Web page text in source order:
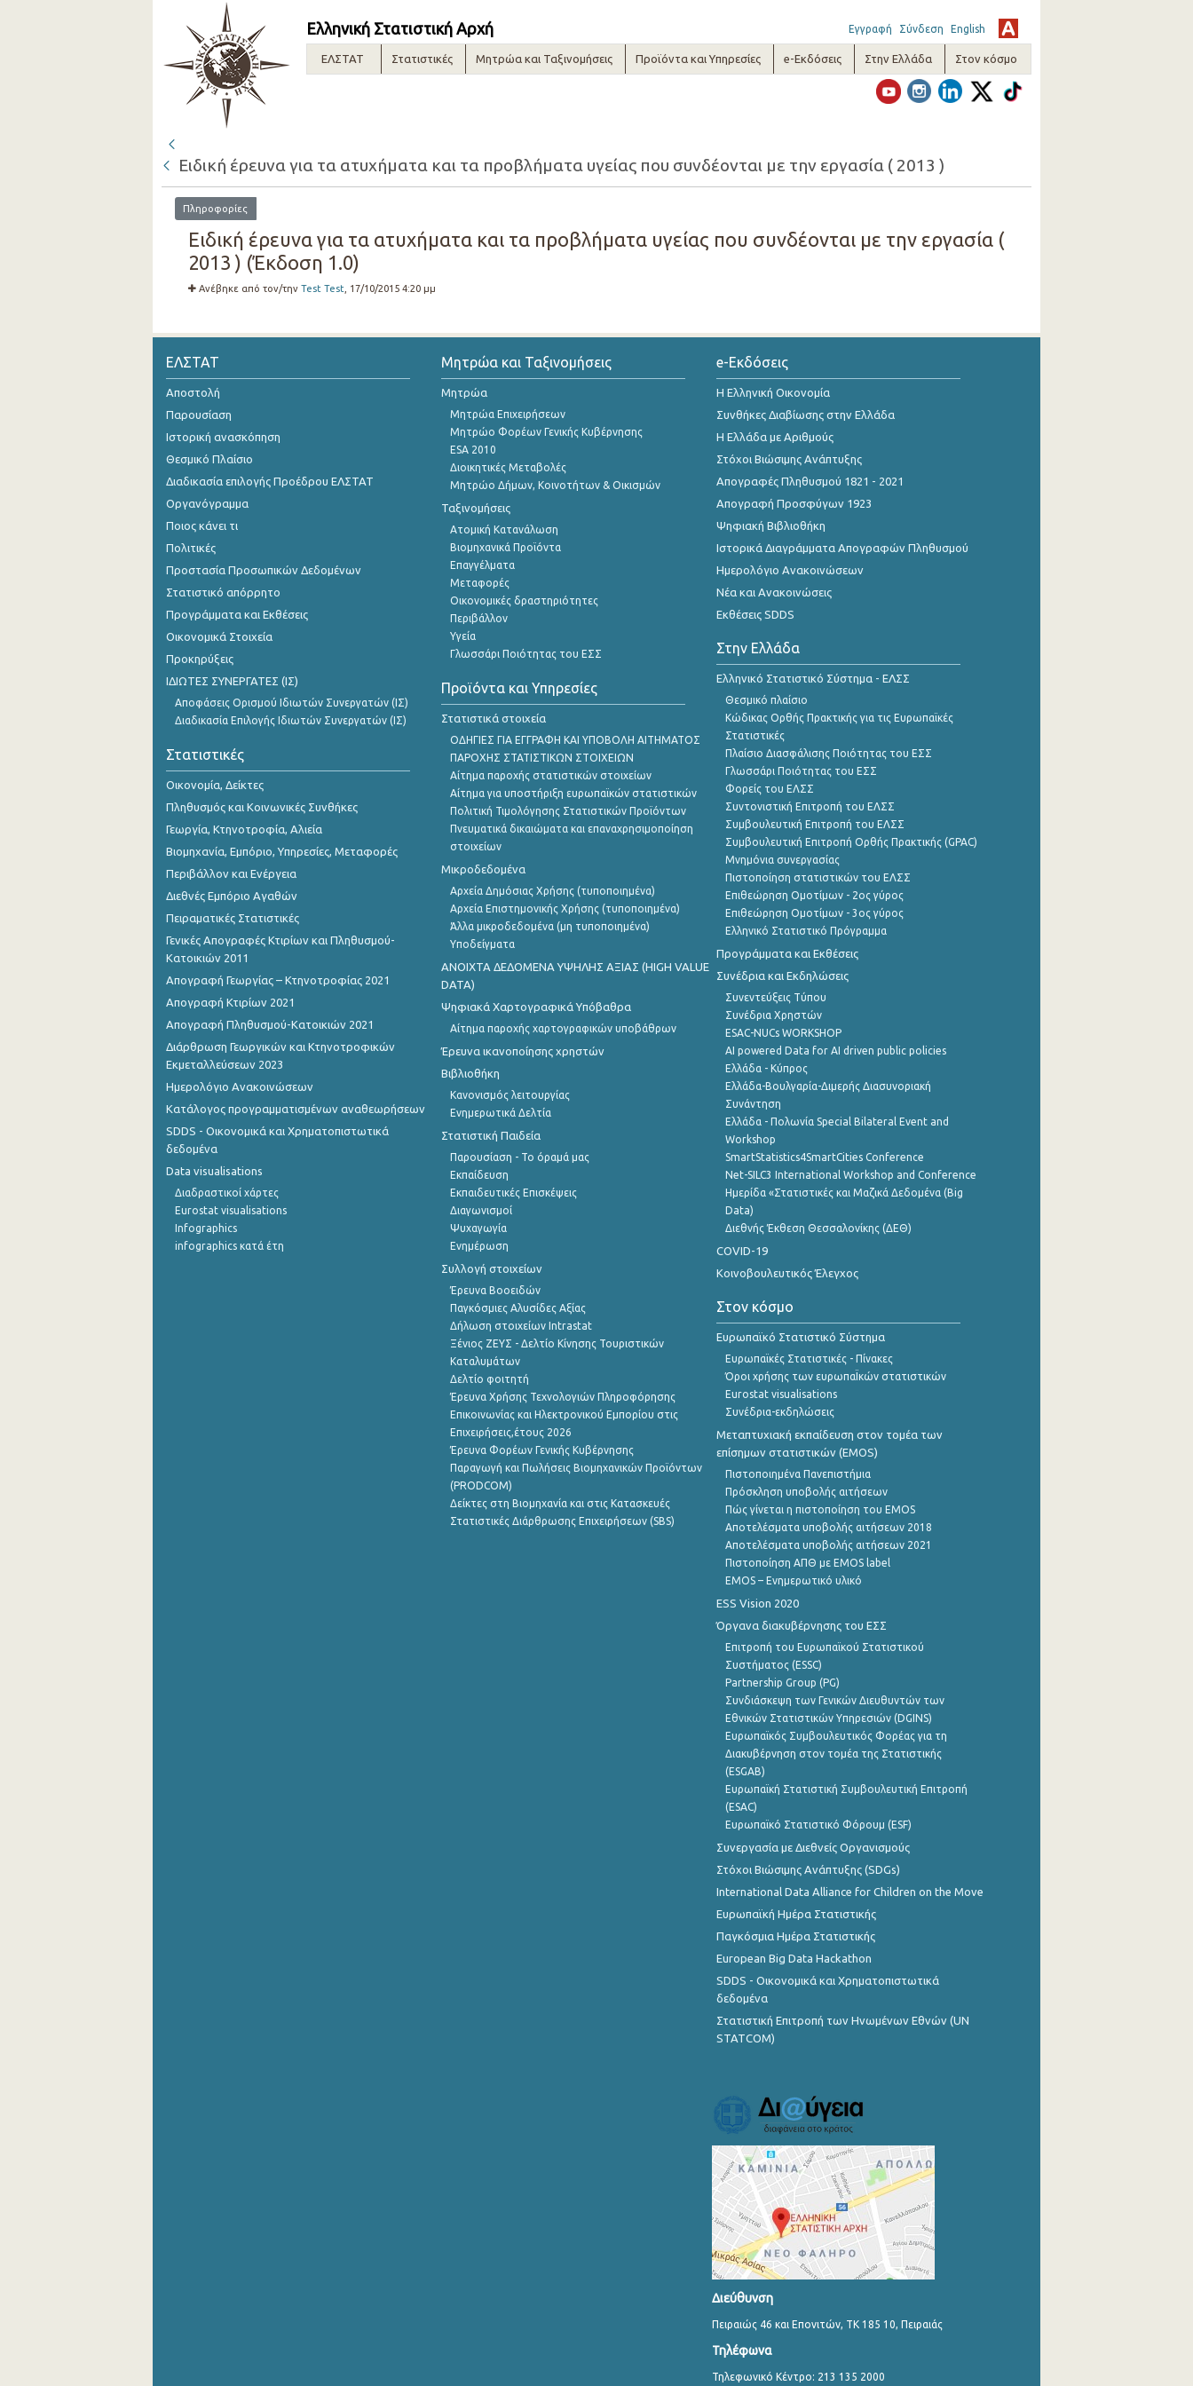
Ελληνική Στατιστική Αρχή Εγγραφή Σύνδεση English
ΕΛΣΤΑΤ Στατιστικές Μητρώα και Ταξινομήσεις Προϊόντα και Υπηρεσίες e-Εκδόσεις Στην Ελλάδα Στον κόσμο
Ειδική έρευνα για τα ατυχήματα και τα προβλήματα υγείας που συνδέονται με την εργασία ( 2013 )
Πληροφορίες
Ειδική έρευνα για τα ατυχήματα και τα προβλήματα υγείας που συνδέονται με την εργασία (
2013 ) (Έκδοση 1.0)
Ανέβηκε από τον/την Test Test , 17/10/2015 4:20 μμ
ΕΛΣΤΑΤ
Αποστολή
Παρουσίαση
Ιστορική ανασκόπηση
Θεσμικό Πλαίσιο
Διαδικασία επιλογής Προέδρου ΕΛΣΤΑΤ
Οργανόγραμμα
Ποιος κάνει τι
Πολιτικές
Προστασία Προσωπικών Δεδομένων
Στατιστικό απόρρητο
Προγράμματα και Εκθέσεις
Οικονομικά Στοιχεία
Προκηρύξεις
ΙΔΙΩΤΕΣ ΣΥΝΕΡΓΑΤΕΣ (ΙΣ)
Αποφάσεις Ορισμού Ιδιωτών Συνεργατών (ΙΣ)
Διαδικασία Επιλογής Ιδιωτών Συνεργατών (ΙΣ)
Στατιστικές
Οικονομία, Δείκτες
Πληθυσμός και Κοινωνικές Συνθήκες
Γεωργία, Κτηνοτροφία, Αλιεία
Βιομηχανία, Εμπόριο, Υπηρεσίες, Μεταφορές
Περιβάλλον και Ενέργεια
Διεθνές Εμπόριο Αγαθών
Πειραματικές Στατιστικές
Γενικές Απογραφές Κτιρίων και Πληθυσμού-
Κατοικιών 2011
Απογραφή Γεωργίας – Κτηνοτροφίας 2021
Απογραφή Κτιρίων 2021
Απογραφή Πληθυσμού-Κατοικιών 2021
Διάρθρωση Γεωργικών και Κτηνοτροφικών
Εκμεταλλεύσεων 2023
Ημερολόγιο Ανακοινώσεων
Κατάλογος προγραμματισμένων αναθεωρήσεων
SDDS - Οικονομικά και Χρηματοπιστωτικά
δεδομένα
Data visualisations
Διαδραστικοί χάρτες
Eurostat visualisations
Infographics
infographics κατά έτη
Μητρώα και Ταξινομήσεις
Μητρώα
Μητρώα Επιχειρήσεων
Μητρώο Φορέων Γενικής Κυβέρνησης
ESA 2010
Διοικητικές Μεταβολές
Μητρώο Δήμων, Κοινοτήτων & Οικισμών
Ταξινομήσεις
Ατομική Κατανάλωση
Βιομηχανικά Προϊόντα
Επαγγέλματα
Μεταφορές
Οικονομικές δραστηριότητες
Περιβάλλον
Υγεία
Γλωσσάρι Ποιότητας του ΕΣΣ
Προϊόντα και Υπηρεσίες
Στατιστικά στοιχεία
ΟΔΗΓΙΕΣ ΓΙΑ ΕΓΓΡΑΦΗ ΚΑΙ ΥΠΟΒΟΛΗ ΑΙΤΗΜΑΤΟΣ
ΠΑΡΟΧΗΣ ΣΤΑΤΙΣΤΙΚΩΝ ΣΤΟΙΧΕΙΩΝ
Αίτημα παροχής στατιστικών στοιχείων
Αίτημα για υποστήριξη ευρωπαϊκών στατιστικών
Πολιτική Τιμολόγησης Στατιστικών Προϊόντων
Πνευματικά δικαιώματα και επαναχρησιμοποίηση
στοιχείων
Μικροδεδομένα
Αρχεία Δημόσιας Χρήσης (τυποποιημένα)
Αρχεία Επιστημονικής Χρήσης (τυποποιημένα)
Άλλα μικροδεδομένα (μη τυποποιημένα)
Υποδείγματα
ANOIXTA ΔΕΔΟΜΕΝΑ ΥΨΗΛΗΣ ΑΞΙΑΣ (HIGH VALUE
DATA)
Ψηφιακά Χαρτογραφικά Υπόβαθρα
Αίτημα παροχής χαρτογραφικών υποβάθρων
Έρευνα ικανοποίησης χρηστών
Βιβλιοθήκη
Κανονισμός λειτουργίας
Ενημερωτικά Δελτία
Στατιστική Παιδεία
Παρουσίαση - Το όραμά μας
Εκπαίδευση
Εκπαιδευτικές Επισκέψεις
Διαγωνισμοί
Ψυχαγωγία
Ενημέρωση
Συλλογή στοιχείων
Έρευνα Βοοειδών
Παγκόσμιες Αλυσίδες Αξίας
Δήλωση στοιχείων Intrastat
Ξένιος ΖΕΥΣ - Δελτίο Κίνησης Τουριστικών
Καταλυμάτων
Δελτίο φοιτητή
Έρευνα Χρήσης Τεχνολογιών Πληροφόρησης
Επικοινωνίας και Ηλεκτρονικού Εμπορίου στις
Επιχειρήσεις,έτους 2026
Έρευνα Φορέων Γενικής Κυβέρνησης
Παραγωγή και Πωλήσεις Βιομηχανικών Προϊόντων
(PRODCOM)
Δείκτες στη Βιομηχανία και στις Κατασκευές
Στατιστικές Διάρθρωσης Επιχειρήσεων (SBS)
e-Εκδόσεις
Η Ελληνική Οικονομία
Συνθήκες Διαβίωσης στην Ελλάδα
Η Ελλάδα με Αριθμούς
Στόχοι Βιώσιμης Ανάπτυξης
Απογραφές Πληθυσμού 1821 - 2021
Απογραφή Προσφύγων 1923
Ψηφιακή Βιβλιοθήκη
Ιστορικά Διαγράμματα Απογραφών Πληθυσμού
Ημερολόγιο Ανακοινώσεων
Νέα και Ανακοινώσεις
Εκθέσεις SDDS
Στην Ελλάδα
Ελληνικό Στατιστικό Σύστημα - ΕΛΣΣ
Θεσμικό πλαίσιο
Κώδικας Ορθής Πρακτικής για τις Ευρωπαϊκές
Στατιστικές
Πλαίσιο Διασφάλισης Ποιότητας του ΕΣΣ
Γλωσσάρι Ποιότητας του ΕΣΣ
Φορείς του ΕΛΣΣ
Συντονιστική Επιτροπή του ΕΛΣΣ
Συμβουλευτική Επιτροπή του ΕΛΣΣ
Συμβουλευτική Επιτροπή Ορθής Πρακτικής (GPAC)
Μνημόνια συνεργασίας
Πιστοποίηση στατιστικών του ΕΛΣΣ
Επιθεώρηση Ομοτίμων - 2ος γύρος
Επιθεώρηση Ομοτίμων - 3ος γύρος
Ελληνικό Στατιστικό Πρόγραμμα
Προγράμματα και Εκθέσεις
Συνέδρια και Εκδηλώσεις
Συνεντεύξεις Τύπου
Συνέδρια Χρηστών
ESAC-NUCs WORKSHOP
AI powered Data for AI driven public policies
Ελλάδα - Κύπρος
Ελλάδα-Βουλγαρία-Διμερής Διασυνοριακή
Συνάντηση
Ελλάδα - Πολωνία Special Bilateral Event and
Workshop
SmartStatistics4SmartCities Conference
Net-SILC3 International Workshop and Conference
Ημερίδα «Στατιστικές και Μαζικά Δεδομένα (Big
Data)
Διεθνής Έκθεση Θεσσαλονίκης (ΔΕΘ)
COVID-19
Κοινοβουλευτικός Έλεγχος
Στον κόσμο
Ευρωπαϊκό Στατιστικό Σύστημα
Ευρωπαϊκές Στατιστικές - Πίνακες
Όροι χρήσης των ευρωπαΪκών στατιστικών
Eurostat visualisations
Συνέδρια-εκδηλώσεις
Μεταπτυχιακή εκπαίδευση στον τομέα των
επίσημων στατιστικών (EMOS)
Πιστοποιημένα Πανεπιστήμια
Πρόσκληση υποβολής αιτήσεων
Πώς γίνεται η πιστοποίηση του EMOS
Αποτελέσματα υποβολής αιτήσεων 2018
Αποτελέσματα υποβολής αιτήσεων 2021
Πιστοποίηση ΑΠΘ με EMOS label
EMOS – Ενημερωτικό υλικό
ESS Vision 2020
Όργανα διακυβέρνησης του ΕΣΣ
Επιτροπή του Ευρωπαϊκού Στατιστικού
Συστήματος (ESSC)
Partnership Group (PG)
Συνδιάσκεψη των Γενικών Διευθυντών των
Εθνικών Στατιστικών Υπηρεσιών (DGINS)
Ευρωπαϊκός Συμβουλευτικός Φορέας για τη
Διακυβέρνηση στον τομέα της Στατιστικής
(ESGAB)
Ευρωπαϊκή Στατιστική Συμβουλευτική Επιτροπή
(ESAC)
Ευρωπαϊκό Στατιστικό Φόρουμ (ESF)
Συνεργασία με Διεθνείς Οργανισμούς
Στόχοι Βιώσιμης Ανάπτυξης (SDGs)
International Data Alliance for Children on the Move
Ευρωπαϊκή Ημέρα Στατιστικής
Παγκόσμια Ημέρα Στατιστικής
European Big Data Hackathon
SDDS - Οικονομικά και Χρηματοπιστωτικά
δεδομένα
Στατιστική Επιτροπή των Ηνωμένων Εθνών (UN
STATCOM)
Διεύθυνση
Πειραιώς 46 και Επονιτών, ΤΚ 185 10, Πειραιάς
Τηλέφωνα
Τηλεφωνικό Κέντρο: 213 135 2000